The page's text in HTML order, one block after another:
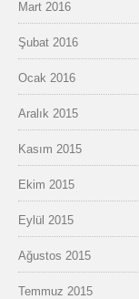
Mart 2016
Şubat 2016
Ocak 2016
Aralık 2015
Kasım 2015
Ekim 2015
Eylül 2015
Ağustos 2015
Temmuz 2015